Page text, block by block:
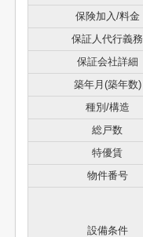
保険加入/料金
保証人代行義務
保証会社詳細
築年月(築年数)
種別/構造
総戸数
特優賃
物件番号
設備条件